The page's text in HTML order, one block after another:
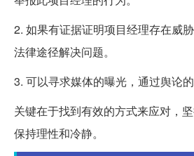
2. 如果有证据证明项目经理存在威
法律途径解决问题。
3. 可以寻求媒体的曝光，通过舆论的
关键在于找到有效的方式来应对，
保持理性和冷静。